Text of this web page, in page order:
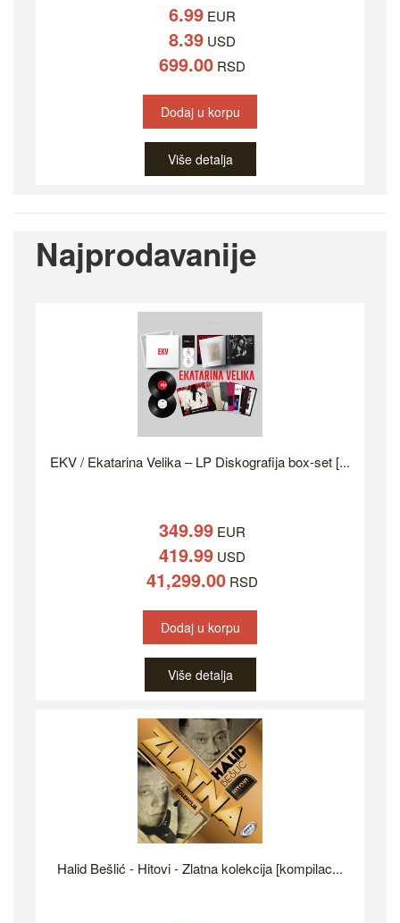
6.99 EUR
8.39 USD
699.00 RSD
Dodaj u korpu
Više detalja
Najprodavanije
EKV / Ekatarina Velika – LP Diskografija box-set [...
349.99 EUR
419.99 USD
41,299.00 RSD
Dodaj u korpu
Više detalja
Halid Bešlić - Hitovi - Zlatna kolekcija [kompilac...